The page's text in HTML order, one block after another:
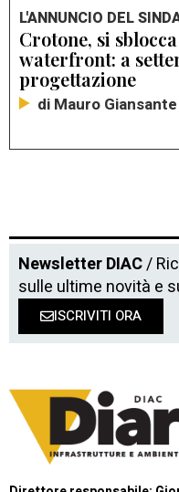
L'ANNUNCIO DEL
Crotone, si
waterfront: a
progettazione
di Mauro Giansante
Newsletter DIAC/
sulle ultime novità e
ISCRIVITI ORA